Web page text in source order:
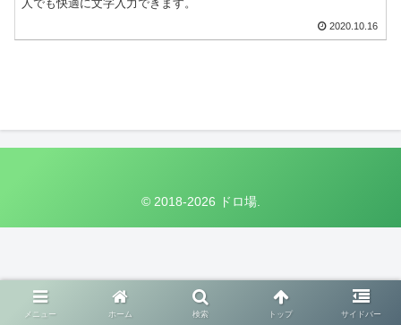
人でも快適に文字入力できます。
2020.10.16
© 2018-2026 ドロ場.
メニュー ホーム 検索 トップ サイドバー